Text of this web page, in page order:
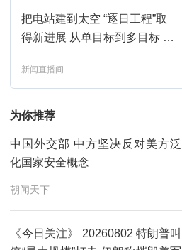
17:00
17:21 焦点访谈
17:37
18:00 新闻直播间
18:33 新闻1+1
把电站建到太空 “逐日工程”取
得新进展 从单目标到多目标 突
新闻直播间
为你推荐
中国外交部 中方坚决反对美方泛
化国家安全概念
朝闻天下
《今日关注》 20260802 特朗普叫